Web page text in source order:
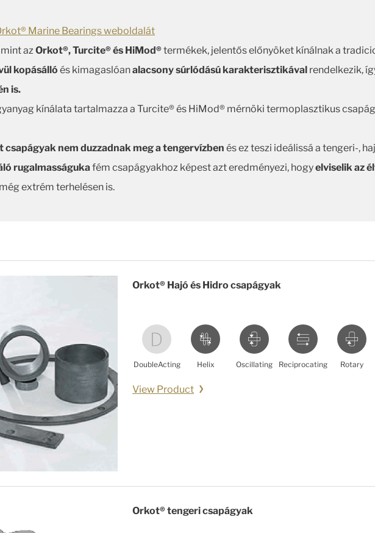
Marine Bearings weboldalát
azOrkot®, Turcite® és HiMod®termékek, jelentős előnyöket kínálnak a
kopásálló és kimagaslóanalacsony súrlódású karakterisztikával rendelkezik,
is.
kínálata tartalmazza a Turcite® és HiMod® mérnöki termoplasztikus
nem duzzadnak meg a tengervízben és ez teszi ideálissá a tengeri-,
rugalmasságuka fém csapágyakhoz képest azt eredményezi, hogyelviselik az
még extrém terhelésen is.
Orkot® Hajó és Hidro csapágyak
DoubleActing Helix Oscillating Reciprocating Rotary
View Product
Orkot® tengeri csapágyak